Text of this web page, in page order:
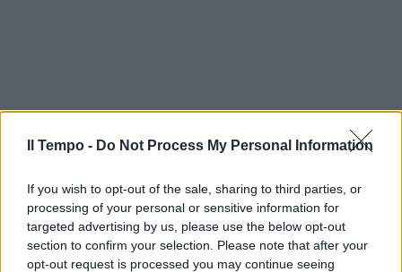
Il Tempo - Do Not Process My Personal Information
If you wish to opt-out of the sale, sharing to third parties, or
processing of your personal or sensitive information for
targeted advertising by us, please use the below opt-out
section to confirm your selection. Please note that after your
opt-out request is processed you may continue seeing